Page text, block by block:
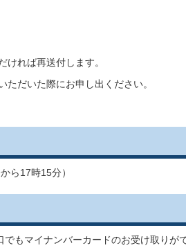
ければ再送付します。
だいた際にお申し出ください。
ら17時15分）
もマイナンバーカードのお受け取りが